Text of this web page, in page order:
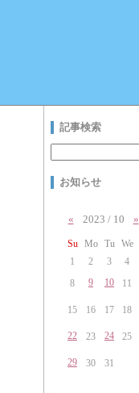
記事検索
お知らせ
« 2023 / 10 »
Su Mo Tu We
1
2 3 4
8
9 10 11
15 16 17 18
22 23 24 25
29 30 31